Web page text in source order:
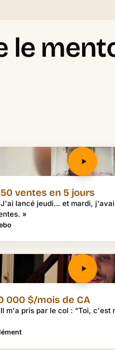
le
ventes en 5 jours
lancé jeudi… et mardi,
»
000 $/mois de CA
m'a pris par le col : “Toi, c'est